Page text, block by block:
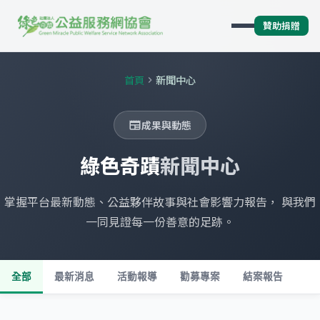
贊助捐贈
首頁 chevron_right 新聞中心
newspaper成果與動態
綠色奇蹟新聞中心
掌握平台最新動態、公益夥伴故事與社會影響力報告， 與我們
一同見證每一份善意的足跡。
全部 最新消息 活動報導 勸募專案 結案報告